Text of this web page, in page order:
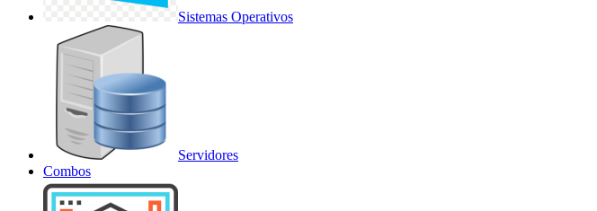
Sistemas Operativos
Servidores
Combos